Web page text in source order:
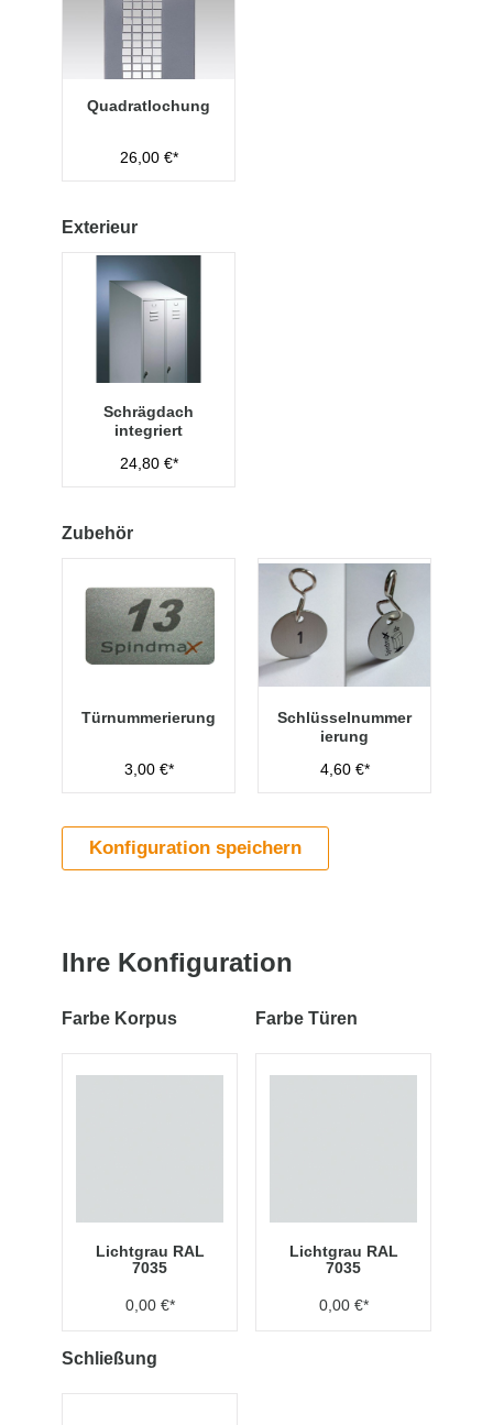
Quadratlochung
26,00 €*
Exterieur
Schrägdach
integriert
24,80 €*
Zubehör
Türnummerierung
3,00 €*
Schlüsselnummer
ierung
4,60 €*
Konfiguration speichern
Ihre Konfiguration
Farbe Korpus
Lichtgrau RAL
7035
0,00 €*
Farbe Türen
Lichtgrau RAL
7035
0,00 €*
Schließung